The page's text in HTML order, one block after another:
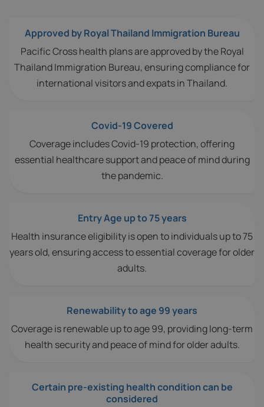
Approved by Royal Thailand Immigration Bureau
Pacific Cross health plans are approved by the Royal
Thailand Immigration Bureau, ensuring compliance for
international visitors and expats in Thailand.
Covid-19 Covered
Coverage includes Covid-19 protection, offering
essential healthcare support and peace of mind during
the pandemic.
Entry Age up to 75 years
Health insurance eligibility is open to individuals up to 75
years old, ensuring access to essential coverage for older
adults.
Renewability to age 99 years
Coverage is renewable up to age 99, providing long-term
health security and peace of mind for older adults.
Certain pre-existing health condition can be
considered